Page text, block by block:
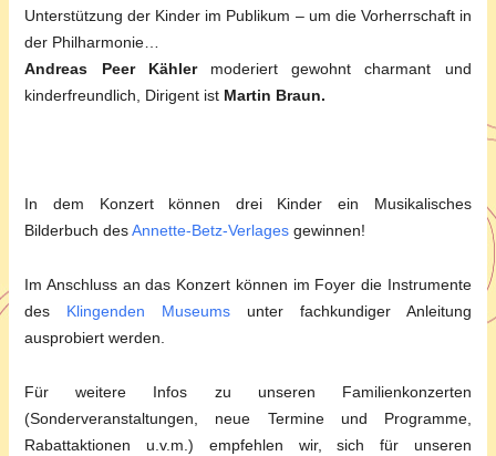
Unterstützung der Kinder im Publikum – um die Vorherrschaft in
der Philharmonie…
Andreas Peer Kählermoderiert gewohnt charmant und
kinderfreundlich, Dirigent ist Martin Braun.
In dem Konzert können drei Kinder ein Musikalisches
Bilderbuch desAnnette-Betz-Verlages gewinnen!
Im Anschluss an das Konzert können im Foyer die Instrumente
des Klingenden Museums unter fachkundiger Anleitung
ausprobiert werden.
Für weitere Infos zu unseren Familienkonzerten
(Sonderveranstaltungen, neue Termine und Programme,
Rabattaktionen u.v.m.) empfehlen wir, sich für unseren